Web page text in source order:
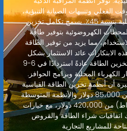
الفعلي وتنبيهات الصيانة التنبؤية،
مما يقلل التكاليف التشغيلية بنسبة 45٪. يسمح تكامل تخزين
الكهروضوئية بتوفير طاقة
مما يزيد من توفير الطاقة
هذه الابتكارات عائد الاستثمار بشكل
كبير، حيث تحقق مشاريع تخزين الطاقة عادةً استردادًا في 6-9
المحلية وبرامج الحوافز.
أن أنظمة تخزين الطاقة القياسية
(60-600 كيلوواط) تبدأ من 85،000 دولار والأنظمة المتوسطة
(600 كيلوواط-2.5 ميجاواط) من 420،000 دولار، مع خيارات
شراء الطاقة والقروض